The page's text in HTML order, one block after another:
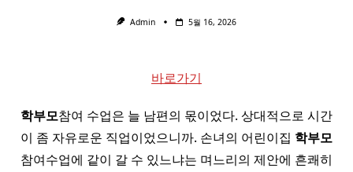
Admin 5월 16, 2026
바로가기
학부모참여 수업은 늘 남편의 몫이었다. 상대적으로 시간
이 좀 자유로운 직업이었으니까. 손녀의 어린이집 학부모
참여수업에 같이 갈 수 있느냐는 며느리의 제안에 흔쾌히